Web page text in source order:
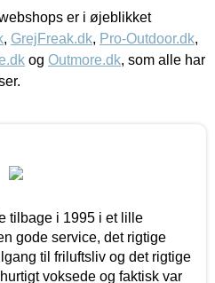
er i øjeblikket
, GrejFreak.dk, Pro-Outdoor.dk,
og Outmore.dk, som alle har
tilbage i 1995 i et lille
gode service, det rigtige
til friluftsliv og det rigtige
voksede og faktisk var